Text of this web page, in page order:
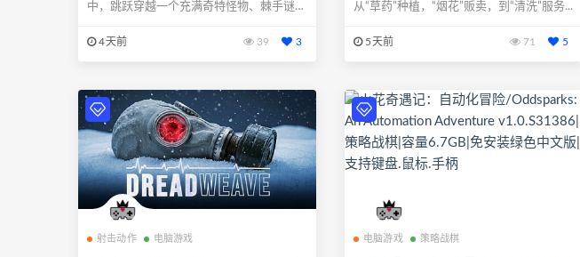
中，跳跃穿越一个充满奇特怪物、棘手谜题
4天前 39 3
从“草药”种植，“烟花”贩卖，到“清洗”服务...
5天前 71 5
射击动作 电脑游戏 电脑游戏 策略战棋